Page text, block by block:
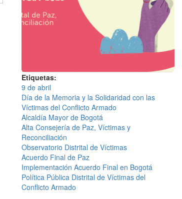
Etiquetas
9 de abril
Día de la Memoria y la Solidaridad con las
Víctimas del Conflicto Armado
Alcaldía Mayor de Bogotá
Alta Consejería de Paz, Víctimas y
Reconciliación
Observatorio Distrital de Víctimas
Acuerdo Final de Paz
Implementación Acuerdo Final en Bogotá
Política Pública Distrital de Víctimas del
Conflicto Armado